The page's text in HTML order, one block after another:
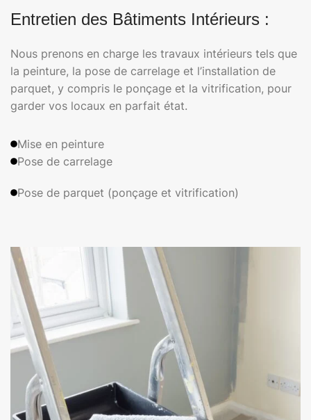
Entretien des Bâtiments Intérieurs :
Nous prenons en charge les travaux intérieurs tels que
la peinture, la pose de carrelage et l’installation de
parquet, y compris le ponçage et la vitrification, pour
garder vos locaux en parfait état.
Mise en peinture
Pose de carrelage
Pose de parquet (ponçage et vitrification)